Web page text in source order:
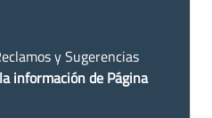
y Sugerencias
información de Página